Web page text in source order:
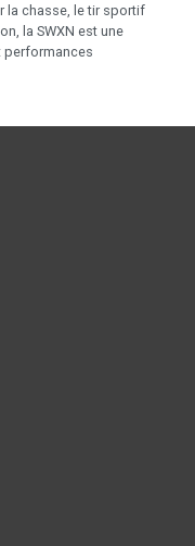
la chasse, le tir sportif
la SWXN est une
performances